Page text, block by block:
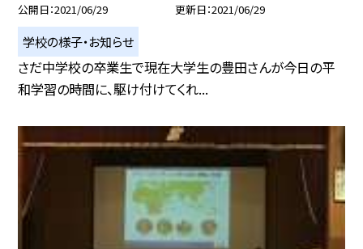
公開日 2021/06/29 更新日 2021/06/29
学校の様子・お知らせ
さだ中学校の卒業生で現在大学生の豊田さんが今日の平
和学習の時間に、駆け付けてくれ...